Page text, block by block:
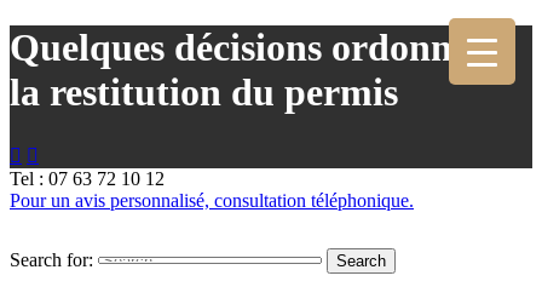
Quelques décisions ordonnant
la restitution du permis
 
Tel : 07 63 72 10 12
Pour un avis personnalisé, consultation téléphonique.
Search for: